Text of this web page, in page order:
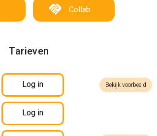
Collab
Tarieven
Log in Bekijk voorbeeld
Log in